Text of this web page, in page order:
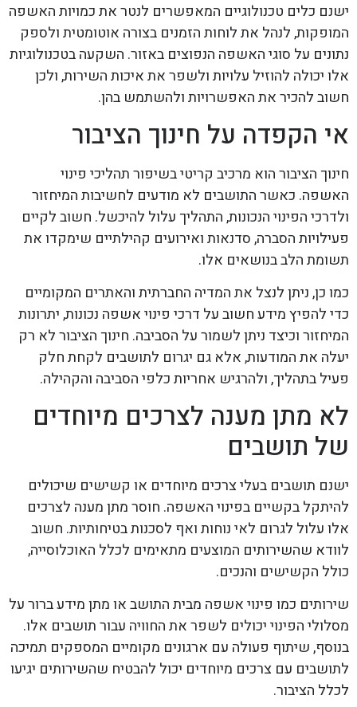
ישנם כלים טכנולוגיים המאפשרים לנטר את כמויות האשפה
המופקות, לנהל את לוחות הזמנים בצורה אוטומטית ולספק
נתונים על סוגי האשפה הנפוצים באזור. השקעה בטכנולוגיות
אלו יכולה להוזיל עלויות ולשפר את איכות השירות, ולכן
חשוב להכיר את האפשרויות ולהשתמש בהן.
אי הקפדה על חינוך הציבור
חינוך הציבור הוא מרכיב קריטי בשיפור תהליכי פינוי
האשפה. כאשר התושבים לא מודעים לחשיבות המיחזור
ולדרכי הפינוי הנכונות, התהליך עלול להיכשל. חשוב לקיים
פעילויות הסברה, סדנאות ואירועים קהילתיים שימקדו את
תשומת הלב בנושאים אלו.
כמו כן, ניתן לנצל את המדיה החברתית והאתרים המקומיים
כדי להפיץ מידע חשוב על דרכי פינוי אשפה נכונות, יתרונות
המיחזור וכיצד ניתן לשמור על הסביבה. חינוך הציבור לא רק
יעלה את המודעות, אלא גם יגרום לתושבים לקחת חלק
פעיל בתהליך, ולהרגיש אחריות כלפי הסביבה והקהילה.
לא מתן מענה לצרכים מיוחדים
של תושבים
ישנם תושבים בעלי צרכים מיוחדים או קשישים שיכולים
להיתקל בקשיים בפינוי האשפה. חוסר מתן מענה לצרכים
אלו עלול לגרום לאי נוחות ואף לסכנות בטיחותיות. חשוב
לוודא שהשירותים המוצעים מתאימים לכלל האוכלוסייה,
כולל הקשישים והנכים.
שירותים כמו פינוי אשפה מבית התושב או מתן מידע ברור על
מסלולי הפינוי יכולים לשפר את החוויה עבור תושבים אלו.
בנוסף, שיתוף פעולה עם ארגונים מקומיים המספקים תמיכה
לתושבים עם צרכים מיוחדים יכול להבטיח שהשירותים יגיעו
לכלל הציבור.